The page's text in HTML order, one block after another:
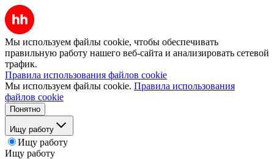
Мы используем файлы cookie, чтобы обеспечивать
правильную работу нашего веб-сайта и анализировать сетевой
трафик.
Правила использования файлов cookie
Мы используем файлы cookie. Правила использования
файлов cookie
Понятно
Ищу работу
Ищу работу
Ищу работу